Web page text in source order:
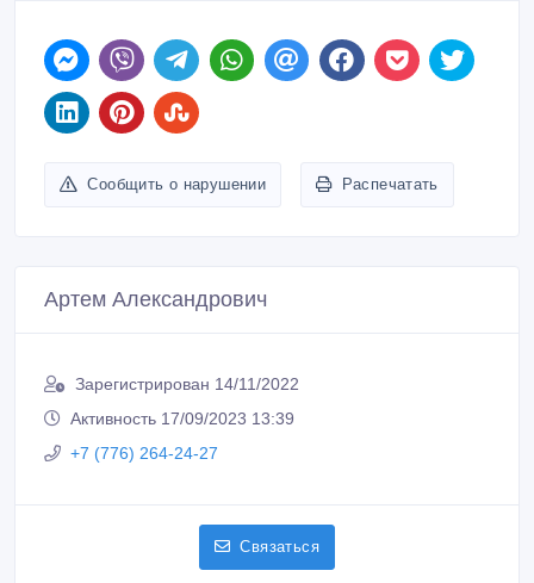
Сообщить о нарушении Распечатать
Артем Александрович
Зарегистрирован 14/11/2022
Активность 17/09/2023 13:39
+7 (776) 264-24-27
Связаться